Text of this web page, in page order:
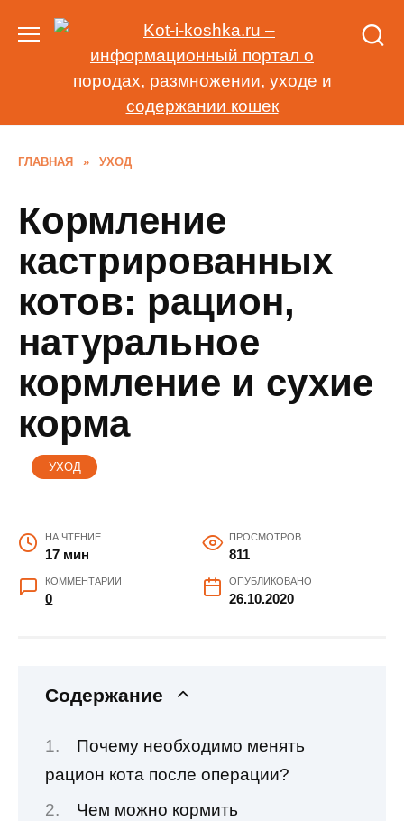
содержанию
ГЛАВНАЯ » УХОД
Кормление
кастрированных
котов: рацион,
натуральное
кормление и сухие
корма
УХОД
НА ЧТЕНИЕ
17 мин
ПРОСМОТРОВ
811
КОММЕНТАРИИ
0
ОПУБЛИКОВАНО
26.10.2020
Содержание
Почему необходимо менять
рацион кота после операции?
Чем можно кормить